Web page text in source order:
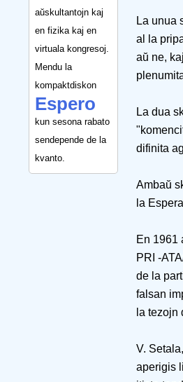
aŭskultantojn kaj
en fizika kaj en
virtuala kongresoj.
Mendu la
kompaktdiskon
Espero
kun sesona rabato
sendepende de la
kvanto.
La unua
al la
aŭ ne,
La dua
difinita
Ambaŭ
la
En 1961
PRI -
de la
falsan
la tezojn
V.
aperigis